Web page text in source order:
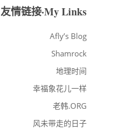
友情链接·My Links
Afly’s Blog
Shamrock
地理时间
幸福象花儿一样
老韩.ORG
风未带走的日子